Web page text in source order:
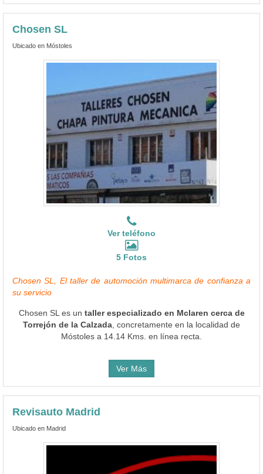
Chosen SL
Ubicado en Móstoles
Ver teléfono
5 Fotos
Chosen SL, El taller de automoción multimarca de confianza a
su servicio
Chosen SL es un taller especializado en Mclaren cerca de
Torrejón de la Calzada , concretamente en la localidad de
Móstoles a 14.14 Kms. en línea recta.
Ver Más
Revisauto Madrid
Ubicado en Madrid